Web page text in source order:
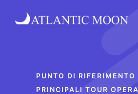
PUNTO DI RIFERIMENTO
PRINCIPALI TOUR